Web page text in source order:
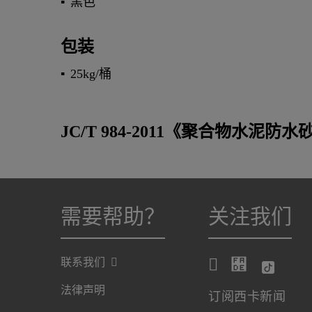
包装
25kg/桶
JC/T 984-2011《聚合物水泥防水
需要帮助？
联系我们
法律声明
关注我们
订阅西卡新闻